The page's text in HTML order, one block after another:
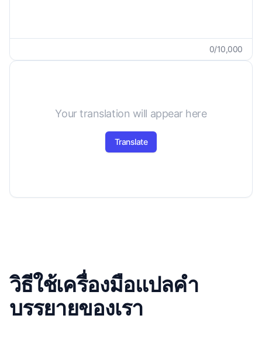
0/10,000
Your translation will appear here
Translate
วิธีใช้เครื่องมือแปลคำ
บรรยายของเรา